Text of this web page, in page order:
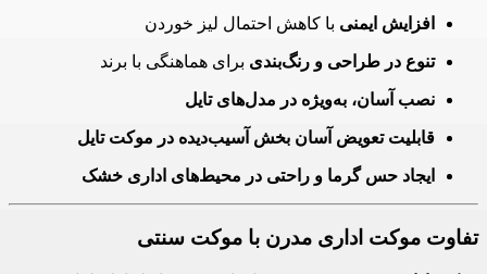
افزایش ایمنی با کاهش احتمال لیز خوردن
تنوع در طراحی و رنگ‌بندی برای هماهنگی با برند
نصب آسان، به‌ویژه در مدل‌های تایل
قابلیت تعویض آسان بخش آسیب‌دیده در موکت تایل
ایجاد حس گرما و راحتی در محیط‌های اداری خشک
تفاوت موکت اداری مدرن با موکت سنتی